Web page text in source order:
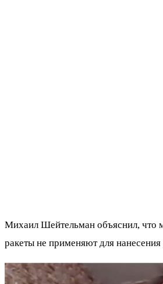
Михаил Шейтельман объяснил, что
ракеты не применяют для